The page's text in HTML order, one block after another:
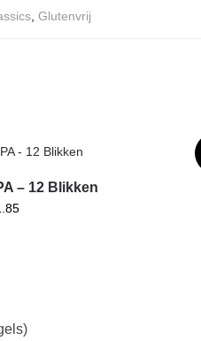
, Glutenvrij
– 12 Blikken
Huidige
)